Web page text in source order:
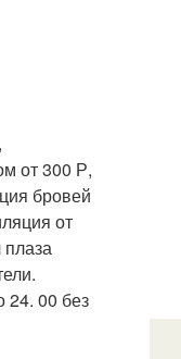
от 300 Р,
бровей
от
24. 00 без